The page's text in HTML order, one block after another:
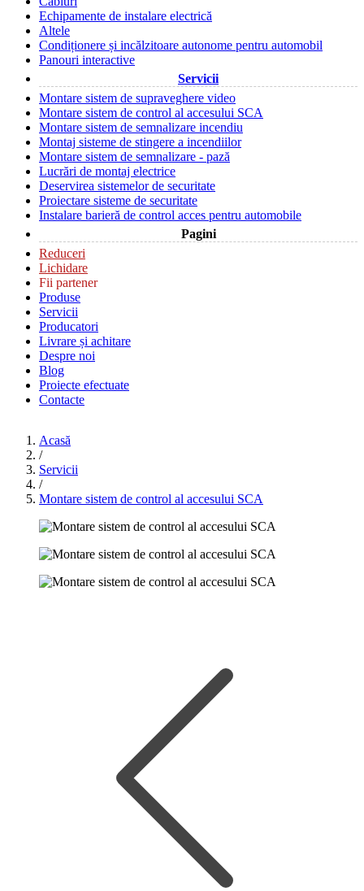
Echipamente de instalare electrică
Altele
Condiționere și incălzitoare autonome pentru automobil
Panouri interactive
Servicii
Montare sistem de supraveghere video
Montare sistem de control al accesului SCA
Montare sistem de semnalizare incendiu
Montaj sisteme de stingere a incendiilor
Montare sistem de semnalizare - pază
Lucrări de montaj electrice
Deservirea sistemelor de securitate
Proiectare sisteme de securitate
Instalare barieră de control acces pentru automobile
Pagini
Reduceri
Lichidare
Fii partener
Produse
Servicii
Producatori
Livrare și achitare
Despre noi
Blog
Proiecte efectuate
Contacte
Acasă
/
Servicii
/
Montare sistem de control al accesului SCA